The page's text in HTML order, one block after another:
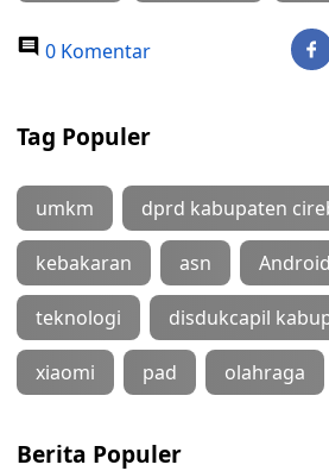
0 Komentar
Tag Populer
umkm dprd kabupaten
kebakaran asn
teknologi disdukcapil
xiaomi pad olahraga
Berita Populer